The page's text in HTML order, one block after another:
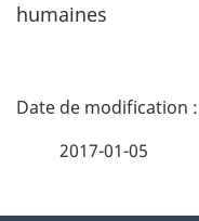
humaines
D
2017-01-05